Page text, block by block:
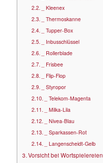
_ Kleenex
_ Thermoskanne
_ Tupper-Box
_ Inbusschlüssel
_ Rollerblade
_ Frisbee
_ Flip-Flop
_ Styropor
_ Telekom-Magenta
_ Milka-Lila
_ Nivea-Blau
_ Sparkassen-Rot
_ Langenscheidt-Gelb
Vorsicht bei Wortspielereien